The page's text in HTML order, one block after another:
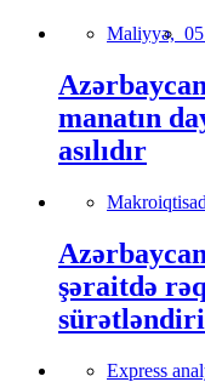
Maliyyə,
manatın
asılıdır
şəraitdə
Express